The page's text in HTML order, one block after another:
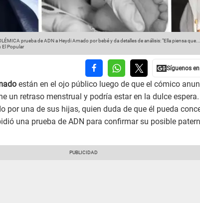
prueba de ADN a Heydi Amado por bebé y da detalles de análisis: "Ella piensa
El Popular
están en el ojo público luego de que el cómico
un retraso menstrual y podría estar en la dulce
por una de sus hijas, quien duda de que él pueda
una prueba de ADN para confirmar su posible